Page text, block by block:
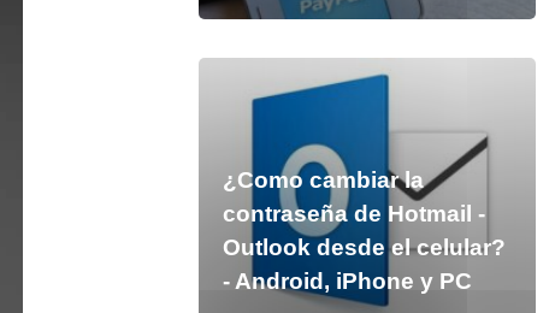
¿Como cambiar la
contraseña de Hotmail -
Outlook desde el celular?
- Android, iPhone y PC